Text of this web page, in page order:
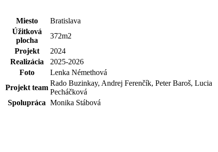
Miesto
Bratislava
Úžitková
plocha
372m2
Projekt
2024
Realizácia
2025-2026
Foto
Lenka Némethová
Projekt team
Rado Buzinkay, Andrej Ferenčík, Peter Baroš, Lucia
Pecháčková
Spolupráca Monika Stábová